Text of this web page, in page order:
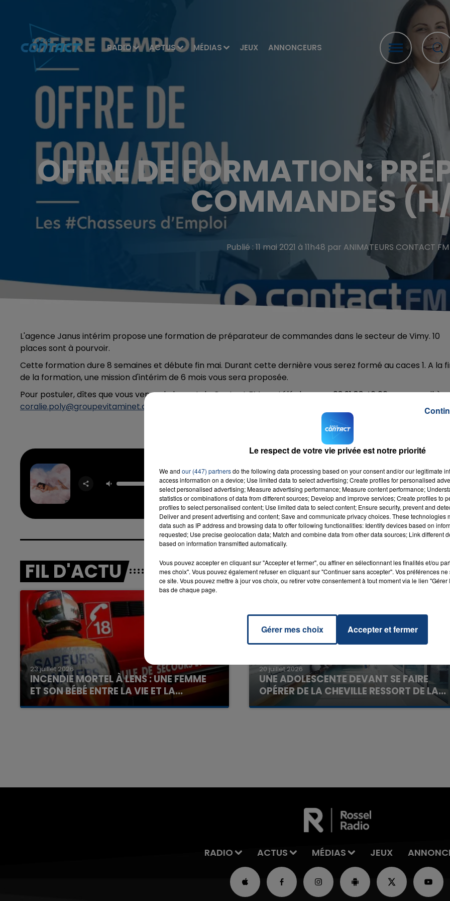
RADIO ACTUS MÉDIAS JEUX ANNONCEURS
OFFRE DE FORMATION:
COMMANDES
Publié : 11 mai 2021 à 11h48 par ANIMATEURS CONTACT FM
L'agence Janus intérim propose une formation de préparateur de commandes dans le secteur de Vimy. 10
places sont à pourvoir.
Cette formation dure 8 semaines et débute fin mai. Durant cette dernière vous serez formé au caces 1. A la
de la formation, une mission d'intérim de 6 mois vous sera proposée.
Pour postuler, dîtes que vous venez de la part de Contact FM par téléphone au 03 91 83 46 06 ou par mail à
coralie.poly@groupevitaminet.com
Last Friday
Night (t.g.i.f)
KATY PERRY
RADIO CONTACT
FIL D'ACTU
23 juillet 2026
INCENDIE MORTEL À LENS : UNE FEMME
ET SON BÉBÉ ENTRE LA VIE ET LA...
Un homme s'est immolé par le feu après avoir
20 juillet 2026
UNE ADOLESCENTE DEVANT SE FAIRE
OPÉRER DE LA CHEVILLE RESSORT DE LA...
La famille a porté plainte contre la clinique qui a
RADIO ACTUS MÉDIAS JEUX
Le respect de votre vie privée est notre priorité
We and our (447) partnersdo the following data processing based on your consent and/or our legitimate
access information on a device; Use limited data to select advertising; Create profiles for personalised
select personalised advertising; Measure advertising performance; Measure content performance;
statistics or combinations of data from different sources; Develop and improve services; Create profiles to
profiles to select personalised content; Use limited data to select content; Ensure security, prevent and
Deliver and present advertising and content; Save and communicate privacy choices. These technologies
data such as IP address and browsing data to offer following functionalities: Identify devices based on
requested; Use precise geolocation data; Match and combine data from other data sources; Link different
based on information transmitted automatically.
Vous pouvez accepter en cliquant sur "Accepter et fermer", ou affiner en sélectionnant les finalités et/ou
mes choix". Vous pouvez également refuser en cliquant sur "Continuer sans accepter". Vos préférences
ce site. Vous pouvez mettre à jour vos choix, ou retirer votre consentement à tout moment via le lien
bas de chaque page.
Gérer mes choix Accepter et fermer